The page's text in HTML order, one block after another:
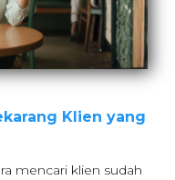
Klien yang
mencari klien sudah